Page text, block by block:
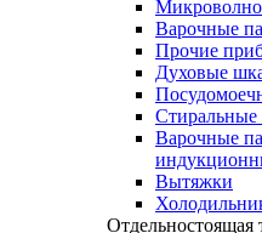
Варочные
Прочие
Духовые
Варочные
Вытяжки
Отдельностоящая